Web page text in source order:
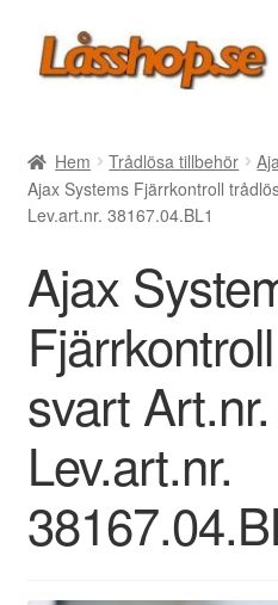
Hoppa
till
Hoppa
till
Rea
Villkor
Vanliga frågor
Forum/Manualer/Råd
Support
Hem Trådlösa tillbehör
Ajax Systems Fjärrkontroll
Lev.art.nr. 38167.04.BL1
Ajax
svart
Lev.art.nr.